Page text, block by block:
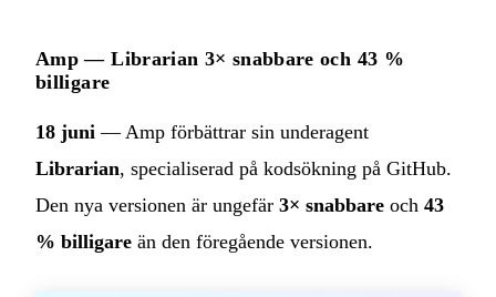
Amp — Librarian 3× snabbare och 43 %
billigare
18 juni — Amp förbättrar sin underagent
Librarian, specialiserad på kodsökning på GitHub.
Den nya versionen är ungefär 3× snabbare och 43
% billigare än den föregående versionen.